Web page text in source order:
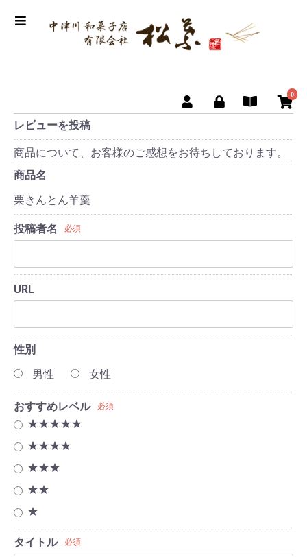
0
レビューを投稿
商品について、お客様のご感想をお待ちしております。
商品名
栗きんとん羊羹
投稿者名 必須
URL
性別
男性
女性
おすすめレベル 必須
★★★★★
★★★★
★★★
★★
★
タイトル 必須